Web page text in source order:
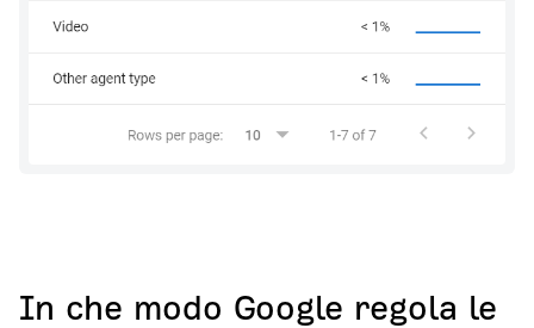
In che modo Google regola le